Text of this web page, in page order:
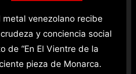
y conciencia social
de “En El Vientre de la
pieza de Monarca.